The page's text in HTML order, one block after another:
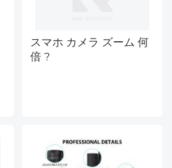
スマホ カメラ ズーム 何
倍 ?